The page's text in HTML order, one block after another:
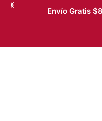
Envío Gratis
Saltar al contenido